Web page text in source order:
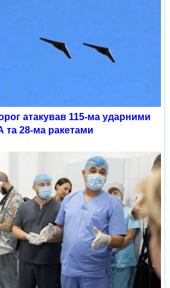
атакував 115-ма ударними
та 28-ма ракетами